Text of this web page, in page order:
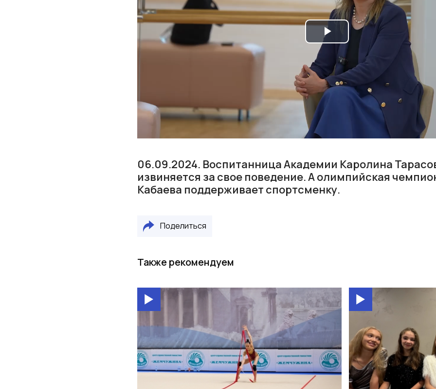
Play
Video
06.09.2024. Воспитанница Академии Каролина
извиняется за свое поведение. А олимпийская
Кабаева поддерживает спортсменку.
Поделиться
Также рекомендуем